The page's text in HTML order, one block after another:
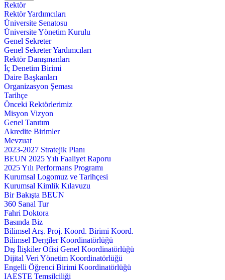
Rektör
Rektör Yardımcıları
Üniversite Senatosu
Üniversite Yönetim Kurulu
Genel Sekreter
Genel Sekreter Yardımcıları
Rektör Danışmanları
İç Denetim Birimi
Daire Başkanları
Organizasyon Şeması
Tarihçe
Önceki Rektörlerimiz
Misyon Vizyon
Genel Tanıtım
Akredite Birimler
Mevzuat
2023-2027 Stratejik Planı
BEUN 2025 Yılı Faaliyet Raporu
2025 Yılı Performans Programı
Kurumsal Logomuz ve Tarihçesi
Kurumsal Kimlik Kılavuzu
Bir Bakışta BEUN
360 Sanal Tur
Fahri Doktora
Basında Biz
Bilimsel Arş. Proj. Koord. Birimi Koord.
Bilimsel Dergiler Koordinatörlüğü
Dış İlişkiler Ofisi Genel Koordinatörlüğü
Dijital Veri Yönetim Koordinatörlüğü
Engelli Öğrenci Birimi Koordinatörlüğü
IAESTE Temsilciliği